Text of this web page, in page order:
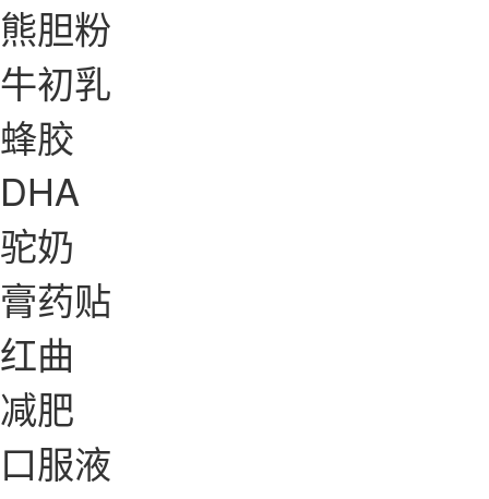
熊胆粉
牛初乳
蜂胶
DHA
驼奶
膏药贴
红曲
减肥
口服液